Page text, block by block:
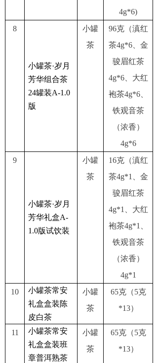
4g*6)
8
小罐茶·岁月
芳华组合茶
24罐装A-1.0
版
小罐
茶
96克（滇红
茶4g*6、金
骏眉红茶
4g*6、大红
袍茶4g*6、
铁观音茶
（浓香）
4g*6
9
小罐茶·岁月
芳华礼盒A-
1.0版试饮装
小罐
茶
16克（滇红
茶4g*1、金
骏眉红茶
4g*1、大红
袍茶4g*1、
铁观音茶
（浓香）
4g*1
10
小罐茶常安
礼盒盒装陈
皮白茶
小罐
茶
65克（5克
*13）
11
小罐茶常安
礼盒盒装班
章普洱熟茶
小罐
茶
65克（5克
*13）